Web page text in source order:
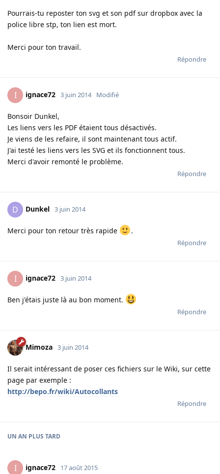
Pourrais-tu reposter ton svg et son pdf sur dropbox avec la
police libre stp, ton lien est mort.
Merci pour ton travail.
Répondre
I ignace72 3 juin 2014 Modifié
Bonsoir Dunkel,
Les liens vers les PDF étaient tous désactivés.
Je viens de les refaire, il sont maintenant tous actif.
J'ai testé les liens vers les SVG et ils fonctionnent tous.
Merci d'avoir remonté le problème.
Répondre
D Dunkel 3 juin 2014
Merci pour ton retour très rapide .
Répondre
I ignace72 3 juin 2014
Ben j'étais juste là au bon moment.
Répondre
Mimoza 3 juin 2014
Il serait intéressant de poser ces fichiers sur le Wiki, sur cette
page par exemple :
http://bepo.fr/wiki/Autocollants
Répondre
UN AN PLUS TARD
I ignace72 17 août 2015